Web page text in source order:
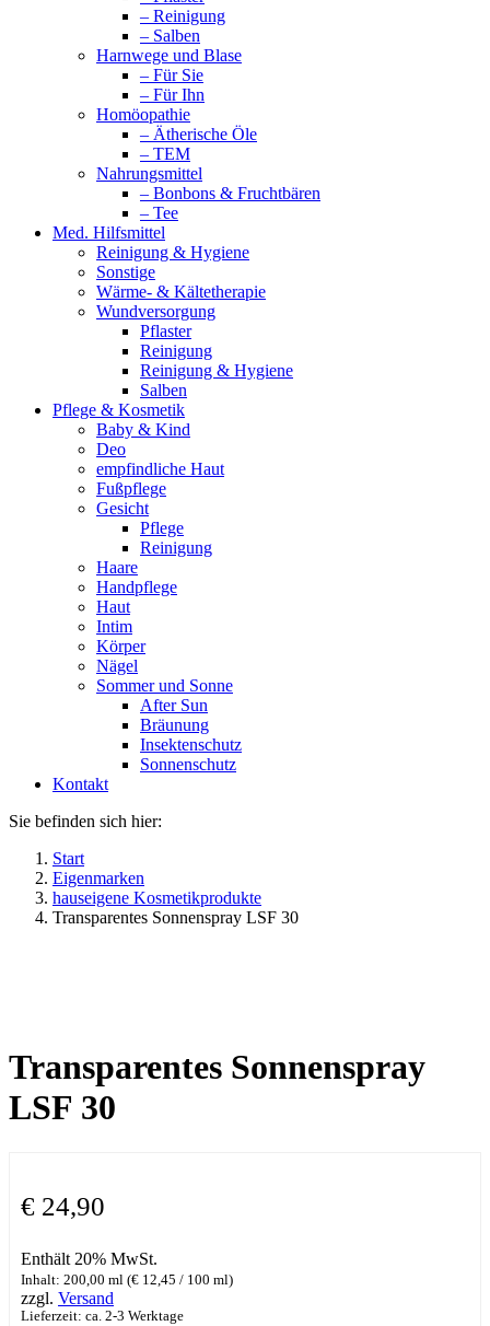
– Reinigung
– Salben
Harnwege und Blase
– Für Sie
– Für Ihn
Homöopathie
– Ätherische Öle
– TEM
Nahrungsmittel
– Bonbons & Fruchtbären
– Tee
Med. Hilfsmittel
Reinigung & Hygiene
Sonstige
Wärme- & Kältetherapie
Wundversorgung
Pflaster
Reinigung
Reinigung & Hygiene
Salben
Pflege & Kosmetik
Baby & Kind
Deo
empfindliche Haut
Fußpflege
Gesicht
Pflege
Reinigung
Haare
Handpflege
Haut
Intim
Körper
Nägel
Sommer und Sonne
After Sun
Bräunung
Insektenschutz
Sonnenschutz
Kontakt
Sie befinden sich hier:
Start
Eigenmarken
hauseigene Kosmetikprodukte
Transparentes Sonnenspray LSF 30
Transparentes Sonnenspray
LSF 30
€ 24,90
Enthält 20% MwSt.
Inhalt: 200,00 ml (€ 12,45 / 100 ml)
zzgl. Versand
Lieferzeit: ca. 2-3 Werktage